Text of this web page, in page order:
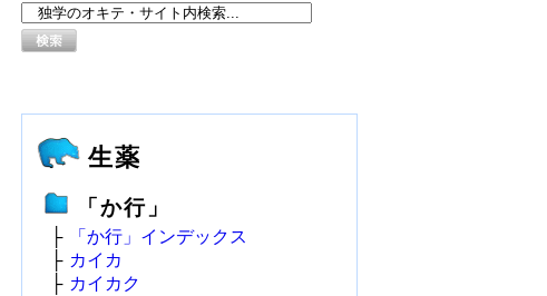
生薬
「か行」
├
「か行」インデックス
├ カイカ
├ カイカク